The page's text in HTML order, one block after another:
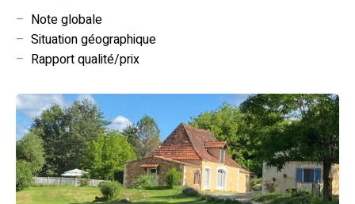
– Note globale
– Situation géographique
– Rapport qualité/prix